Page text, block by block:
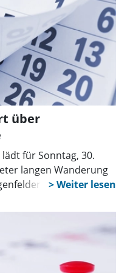
über
für Sonntag, 30.
langen Wanderung
Hochebene ein.
der 1782 erbauten
höchsten
vorbei. Von der
den Bückeberg und